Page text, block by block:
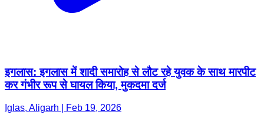
इगलास: इगलास में शादी समारोह से लौट रहे युवक के साथ मारपीट
कर गंभीर रूप से घायल किया, मुकदमा दर्ज
Iglas, Aligarh | Feb 19, 2026